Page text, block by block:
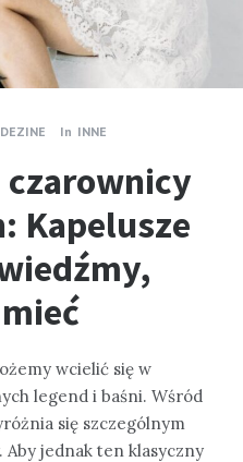
DEZINE In INNE
Kapelusze
wcielić się w
legend i baśni. Wśród
się szczególnym
jednak ten klasyczny